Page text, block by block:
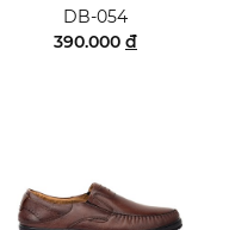
DB-054
390.000 đ